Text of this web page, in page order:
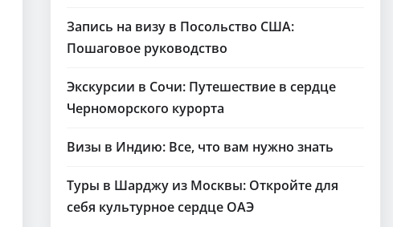
Запись на визу в Посольство США:
Пошаговое руководство
Экскурсии в Сочи: Путешествие в сердце
Черноморского курорта
Визы в Индию: Все, что вам нужно знать
Туры в Шарджу из Москвы: Откройте для
себя культурное сердце ОАЭ